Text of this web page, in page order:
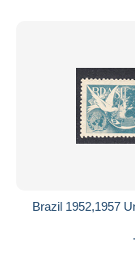
Brazil 1952,1957